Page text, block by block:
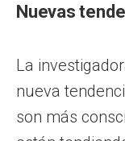
Nuevas
La
nueva
son más